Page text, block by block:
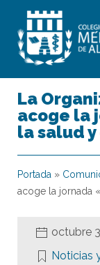
La
acoge la
la salud
Portada »
acoge la jornada
octubre
Noticias